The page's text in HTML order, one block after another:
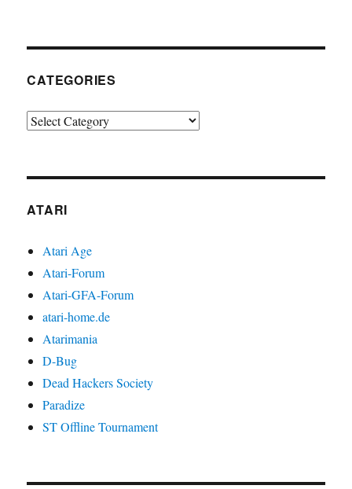
CATEGORIES
Categories
ATARI
Atari Age
Atari-Forum
Atari-GFA-Forum
atari-home.de
Atarimania
D-Bug
Dead Hackers Society
Paradize
ST Offline Tournament